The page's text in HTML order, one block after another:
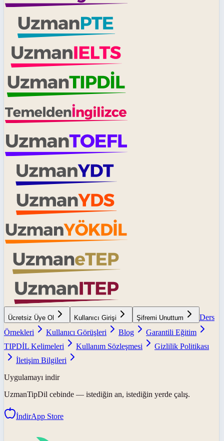
Ücretsiz Üye Ol Kullanıcı Girişi Şifremi Unuttum
Ders
Örnekleri
Kullanıcı Görüşleri Blog
Garantili Eğitim
TIPDİL Kelimeleri
Kullanım Sözleşmesi
Gizlilik Politikası
İletişim Bilgileri
Uygulamayı indir
UzmanTipDil cebinde — istediğin an, istediğin yerde çalış.
İndirApp Store